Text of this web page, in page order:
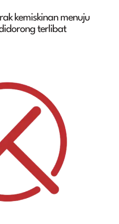
kemiskinan menuju
terlibat